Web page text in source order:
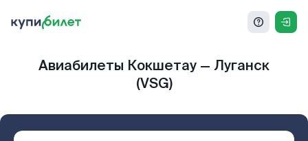
Авиабилеты Кокшетау — Луганск
(VSG)